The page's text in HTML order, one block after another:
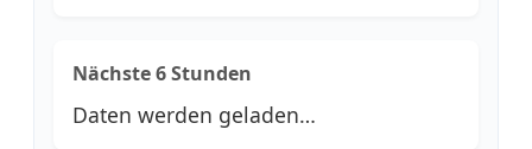
Nächste 6 Stunden
Daten werden geladen…